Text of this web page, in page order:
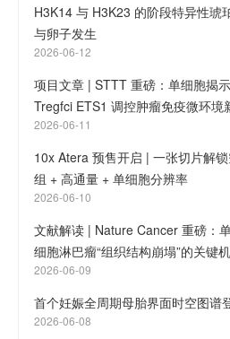
H3K14 与 H3K23 的阶段特异性琥
与卵子发生
2026-06-12
项目文章 | STTT 重磅：单细胞揭
Tregfci ETS1 调控肿瘤免疫微环境
2026-06-11
10x Atera 预售开启 | 一张切片解
组 + 高通量 + 单细胞分辨率
2026-06-10
文献解读 | Nature Cancer 重磅：
细胞淋巴瘤“组织结构崩塌”的关键
2026-06-09
首个妊娠全周期母胎界面时空图谱
2026-06-08